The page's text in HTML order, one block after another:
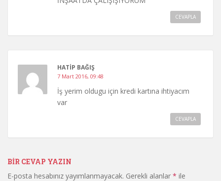
CEVAPLA
HATIP BAĞIŞ
7 Mart 2016, 09:48
İş yerim oldugu için kredi kartına ihtiyacım
var
CEVAPLA
BIR CEVAP YAZIN
E-posta hesabınız yayımlanmayacak. Gerekli alanlar * ile